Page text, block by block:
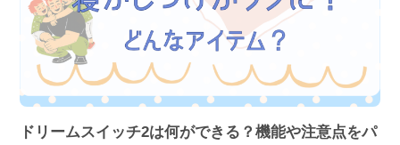
ドリームスイッチ2は何ができる？機能や注意点をパ